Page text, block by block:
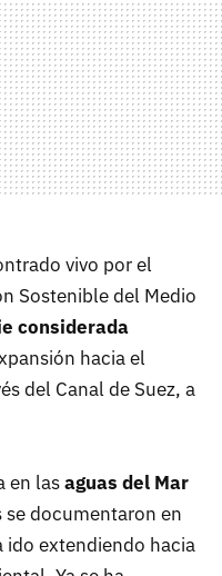
vivo por el
Sostenible del Medio
considerada
hacia el
del Canal de Suez, a
en lasaguas del Mar
se documentaron en
ido extendiendo hacia